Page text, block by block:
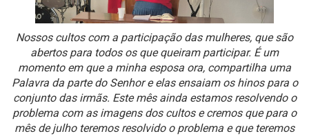
Nossos cultos com a participação das mulheres, que são
abertos para todos os que queiram participar. É um
momento em que a minha esposa ora, compartilha uma
Palavra da parte do Senhor e elas ensaiam os hinos para o
conjunto das irmãs. Este mês ainda estamos resolvendo o
problema com as imagens dos cultos e cremos que para o
mês de julho teremos resolvido o problema e que teremos